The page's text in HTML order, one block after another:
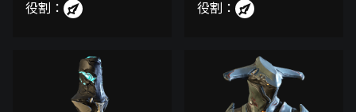
役割： 役割：